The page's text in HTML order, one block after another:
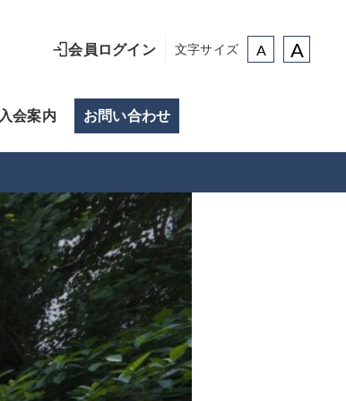
会員ログイン 文字サイズ A A
入会案内 お問い合わせ